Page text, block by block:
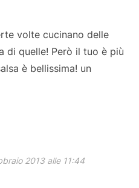
volte cucinano delle
di quelle! Però il tuo è più
è bellissima! un
2013 alle 11:44